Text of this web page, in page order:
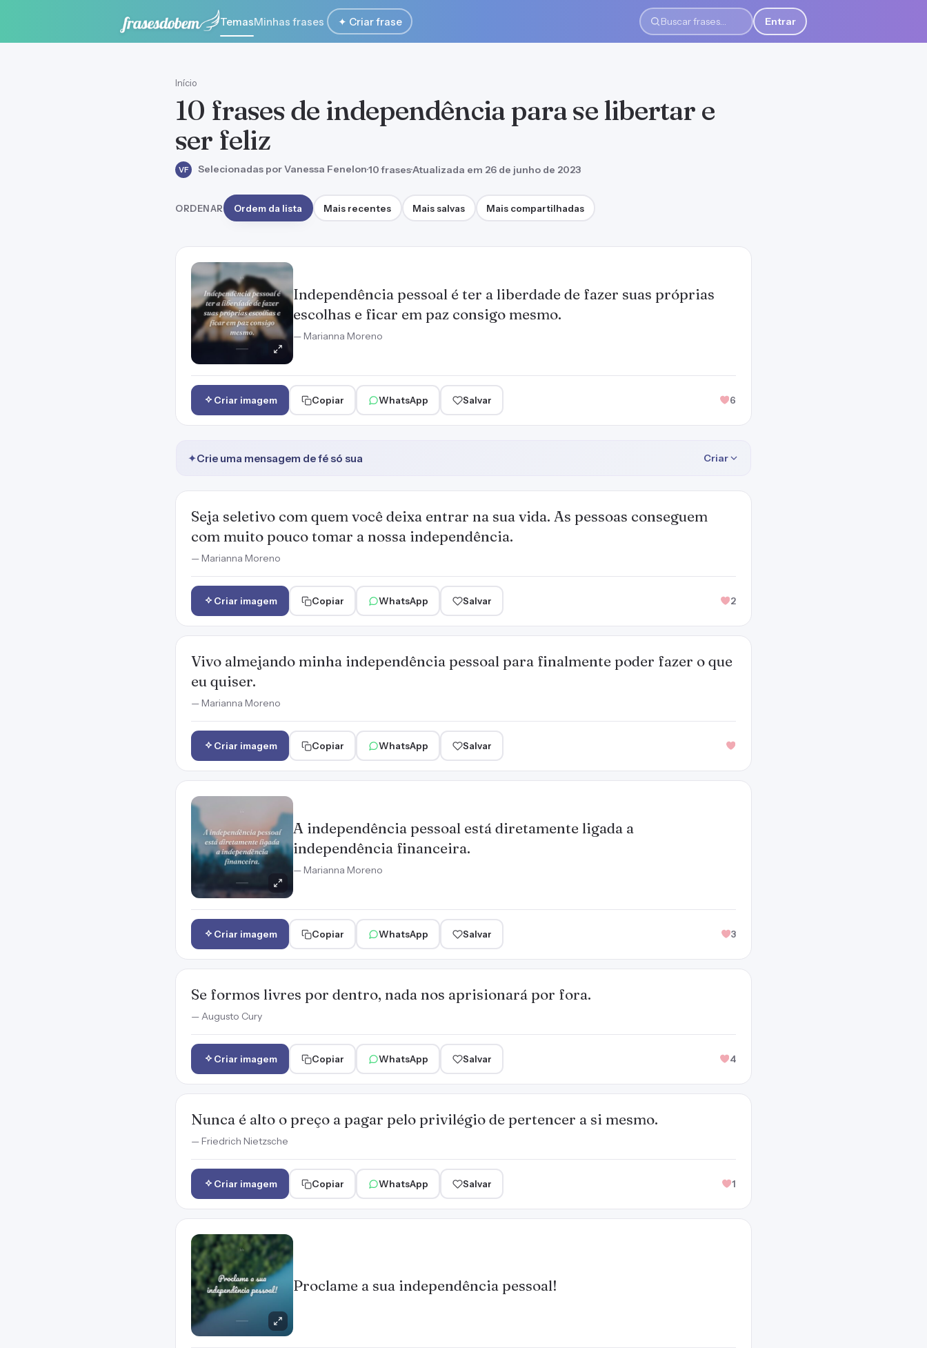
TemasMinhas frases ✦ Criar frase
Buscar frases
Entrar
Início
10 frases de independência para se libertar e
ser feliz
VF Selecionadas por Vanessa Fenelon·10 frases·Atualizada em 26 de junho de 2023
ORDENAR Ordem da lista Mais recentes Mais salvas Mais compartilhadas
Independência pessoal é ter a liberdade de fazer suas próprias
escolhas e ficar em paz consigo mesmo.
— Marianna Moreno
Criar imagem Copiar WhatsApp Salvar 6
✦Crie uma mensagem de fé só sua Criar
Seja seletivo com quem você deixa entrar na sua vida. As pessoas conseguem
com muito pouco tomar a nossa independência.
— Marianna Moreno
Criar imagem Copiar WhatsApp Salvar 2
Vivo almejando minha independência pessoal para finalmente poder fazer o que
eu quiser.
— Marianna Moreno
Criar imagem Copiar WhatsApp Salvar
A independência pessoal está diretamente ligada a
independência financeira.
— Marianna Moreno
Criar imagem Copiar WhatsApp Salvar 3
Se formos livres por dentro, nada nos aprisionará por fora.
— Augusto Cury
Criar imagem Copiar WhatsApp Salvar 4
Nunca é alto o preço a pagar pelo privilégio de pertencer a si mesmo.
— Friedrich Nietzsche
Criar imagem Copiar WhatsApp Salvar 1
Proclame a sua independência pessoal!